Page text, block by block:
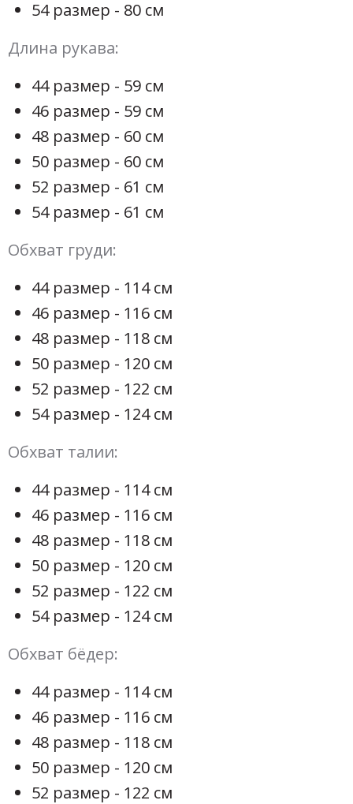
54 размер - 80 см
Длина рукава:
44 размер - 59 см
46 размер - 59 см
48 размер - 60 см
50 размер - 60 см
52 размер - 61 см
54 размер - 61 см
Обхват груди:
44 размер - 114 см
46 размер - 116 см
48 размер - 118 см
50 размер - 120 см
52 размер - 122 см
54 размер - 124 см
Обхват талии:
44 размер - 114 см
46 размер - 116 см
48 размер - 118 см
50 размер - 120 см
52 размер - 122 см
54 размер - 124 см
Обхват бёдер:
44 размер - 114 см
46 размер - 116 см
48 размер - 118 см
50 размер - 120 см
52 размер - 122 см